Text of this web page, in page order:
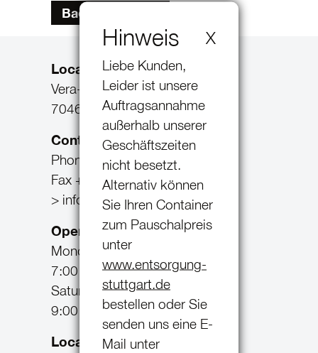
Back to website
Location Feuerbach
Vera-Vollmer-Str. 5
70469 Stuttgart-Feuerbach
Contact
Phone +49 711. 85 86 87
Fax +49 711. 81 32 78
> info@aulfinger.de
Opening times
Monday - Friday
7:00 AM - 17:00 PM
Saturday
9:00 AM - 13:00 PM
Location Möglingen
Hinweis X
Liebe Kunden,
Leider ist unsere
Auftragsannahme
außerhalb unserer
Geschäftszeiten
nicht besetzt.
Alternativ können
Sie Ihren Container
zum Pauschalpreis
unter
www.entsorgung-
stuttgart.de
bestellen oder Sie
senden uns eine E-
Mail unter